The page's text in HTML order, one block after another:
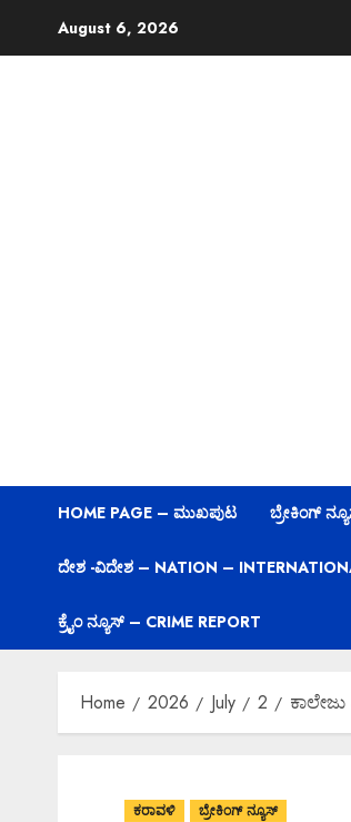
August 6, 2026
HOME PAGE – ಮುಖಪುಟ ಬ್ರೇಕಿಂಗ್
ದೇಶ -ವಿದೇಶ – NATION –
ಕ್ರೈಂ ನ್ಯೂಸ್ – CRIME REPORT
Home 2026 July 2
ಕರಾವಳಿ ಬ್ರೇಕಿಂಗ್ ನ್ಯೂಸ್